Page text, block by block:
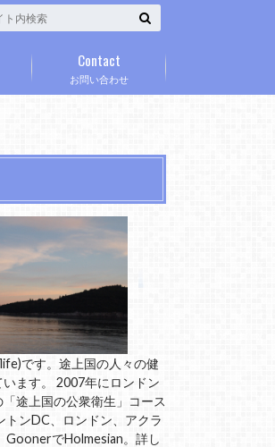
お問い合わせ
Contact
です。途上国の人々の健
ます。 2007年にロンドン
途上国の公衆衛生」コース
トンDC、ロンドン、アクラ
GoonerでHolmesian。詳し